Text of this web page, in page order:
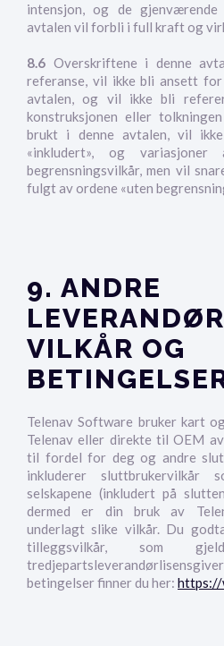
intensjon, og de gjenværende
avtalen vil forbli i full kraft og
8.6 Overskriftene i denne
referanse, vil ikke bli ansett
avtalen, og vil ikke bli
konstruksjonen eller
brukt i denne avtalen, vil
«inkludert», og
begrensningsvilkår, men vil
fulgt av ordene «uten
9. ANDRE
VILKÅR OG
Telenav Software bruker kart
Telenav eller direkte til OEM
til fordel for deg og andre
inkluderer sluttbrukervilkår
selskapene (inkludert på
dermed er din bruk av
underlagt slike vilkår. Du
tilleggsvilkår, som
betingelser finner du her: https://